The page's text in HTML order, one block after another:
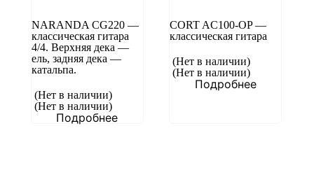
NARANDA CG220 —
классическая гитара
4/4. Верхняя дека —
ель, задняя дека —
катальпа.
(Нет в наличии)
(Нет в наличии)
Подробнее
CORT AC100-OP —
классическая гитара
(Нет в наличии)
(Нет в наличии)
Подробнее